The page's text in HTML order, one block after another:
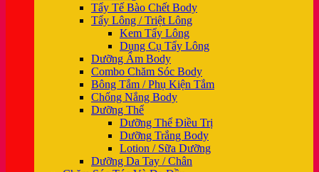
Tẩy Tế Bào Chết Body
Tẩy Lông / Triệt Lông
Kem Tẩy Lông
Dụng Cụ Tẩy Lông
Dưỡng Ẩm Body
Combo Chăm Sóc Body
Bông Tắm / Phụ Kiện Tắm
Chống Nắng Body
Dưỡng Thể
Dưỡng Thể Điều Trị
Dưỡng Trắng Body
Lotion / Sữa Dưỡng
Dưỡng Da Tay / Chân